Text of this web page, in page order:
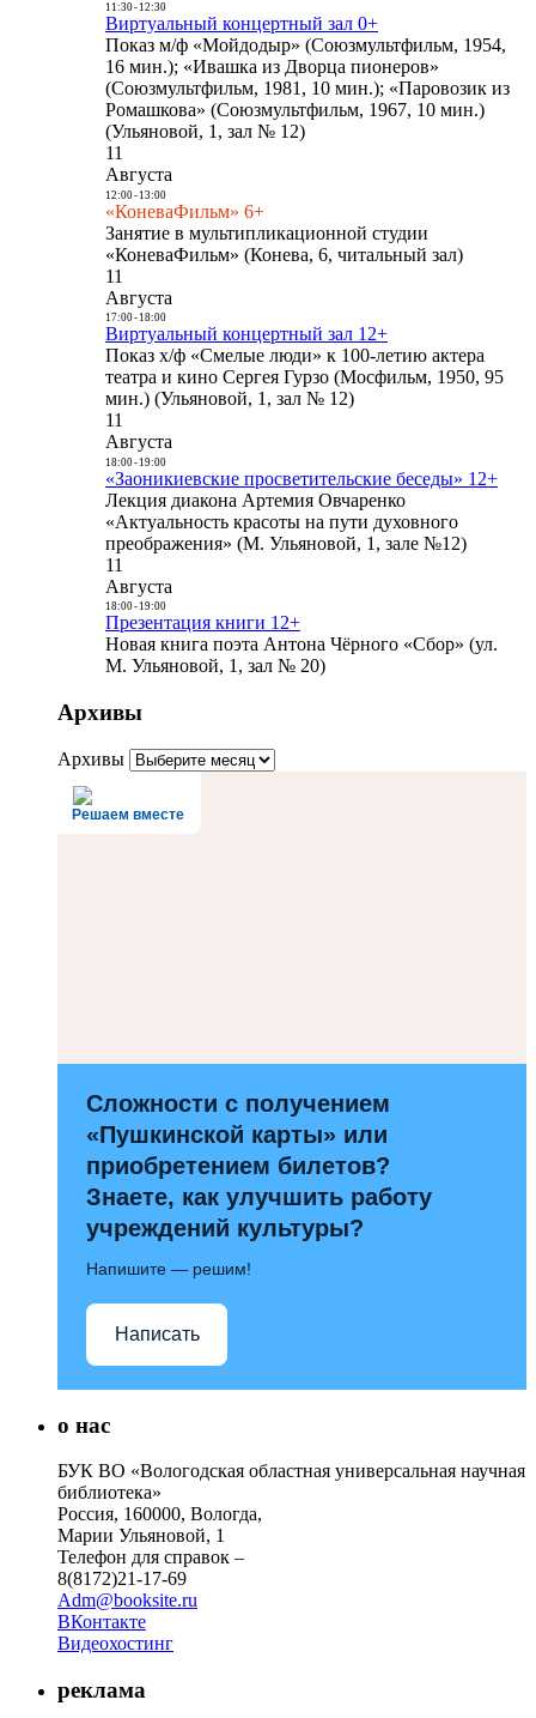
11:30- 12:30
Виртуальный концертный зал 0+
Показ м/ф «Мойдодыр» (Союзмультфильм, 1954,
16 мин.); «Ивашка из Дворца пионеров»
(Союзмультфильм, 1981, 10 мин.); «Паровозик из
Ромашкова» (Союзмультфильм, 1967, 10 мин.)
(Ульяновой, 1, зал № 12)
11
Августа
12:00- 13:00
«КоневаФильм» 6+
Занятие в мультипликационной студии
«КоневаФильм» (Конева, 6, читальный зал)
11
Августа
17:00- 18:00
Виртуальный концертный зал 12+
Показ х/ф «Смелые люди» к 100-летию актера
театра и кино Сергея Гурзо (Мосфильм, 1950, 95
мин.) (Ульяновой, 1, зал № 12)
11
Августа
18:00- 19:00
«Заоникиевские просветительские беседы» 12+
Лекция диакона Артемия Овчаренко
«Актуальность красоты на пути духовного
преображения» (М. Ульяновой, 1, зале №12)
11
Августа
18:00- 19:00
Презентация книги 12+
Новая книга поэта Антона Чёрного «Сбор» (ул.
М. Ульяновой, 1, зал № 20)
Архивы
Архивы
Решаем вместе
Сложности с получением
«Пушкинской карты» или
приобретением билетов?
Знаете, как улучшить работу
учреждений культуры?
Напишите — решим!
Написать
о нас
БУК ВО «Вологодская областная универсальная научная
библиотека»
Россия, 160000, Вологда,
Марии Ульяновой, 1
Телефон для справок –
8(8172)21-17-69
Adm@booksite.ru
ВКонтакте
Видеохостинг
реклама